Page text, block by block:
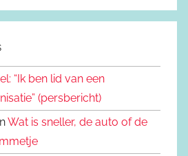
“Ik ben lid van een
(persbericht)
Wat is sneller, de auto of de